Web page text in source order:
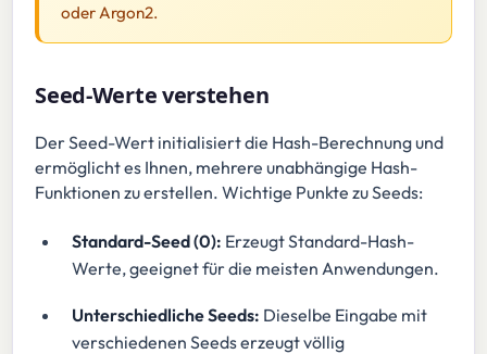
oder Argon2.
Seed-Werte verstehen
Der Seed-Wert initialisiert die Hash-Berechnung und
ermöglicht es Ihnen, mehrere unabhängige Hash-
Funktionen zu erstellen. Wichtige Punkte zu Seeds:
Standard-Seed (0): Erzeugt Standard-Hash-
Werte, geeignet für die meisten Anwendungen.
Unterschiedliche Seeds: Dieselbe Eingabe mit
verschiedenen Seeds erzeugt völlig